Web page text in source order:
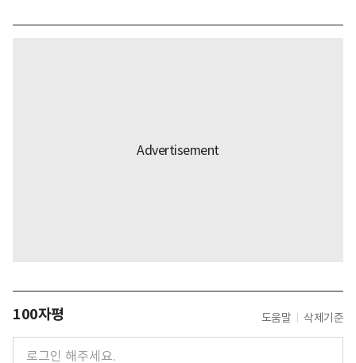
100자평 도움말 삭제기준